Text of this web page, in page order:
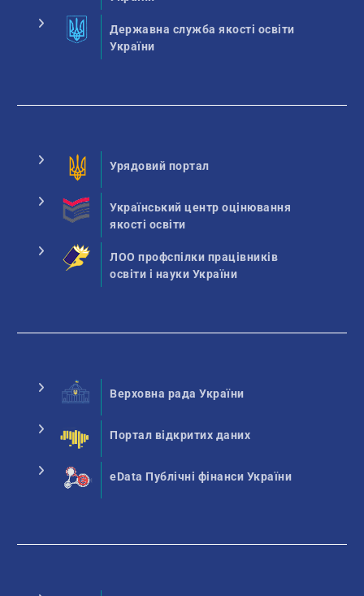
Державна служба якості освіти
України
Урядовий портал
Український центр оцінювання
якості освіти
ЛОО профспілки працівників
освіти і науки України
Верховна рада України
Портал відкритих даних
eData Публічні фінанси України